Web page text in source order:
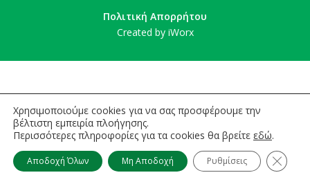
Πολιτική Απορρήτου
Created by iWorx
Χρησιμοποιούμε cookies για να σας προσφέρουμε την
βέλτιστη εμπειρία πλοήγησης.
Περισσότερες πληροφορίες για τα cookies θα βρείτε εδώ.
Αποδοχή Όλων Μη Αποδοχή Ρυθμίσεις